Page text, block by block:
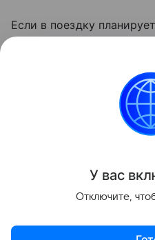
Если в поездку
применению можно
или сделать краткие
У вас
Отключите,